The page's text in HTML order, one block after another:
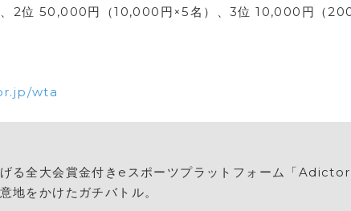
2位 50,000円（10,000円×5名）、3位 10,000円（
wta
げる全大会賞金付きeスポーツプラットフォーム「
地をかけたガチバトル。